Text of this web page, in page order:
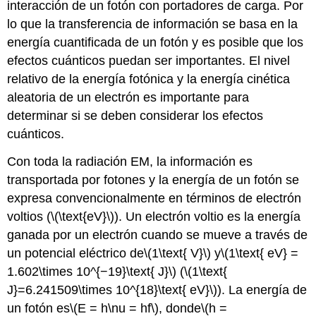
interacción de un fotón con portadores de carga. Por
lo que la transferencia de información se basa en la
energía cuantificada de un fotón y es posible que los
efectos cuánticos puedan ser importantes. El nivel
relativo de la energía fotónica y la energía cinética
aleatoria de un electrón es importante para
determinar si se deben considerar los efectos
cuánticos.
Con toda la radiación EM, la información es
transportada por fotones y la energía de un fotón se
expresa convencionalmente en términos de electrón
voltios (\(\text{eV}\)). Un electrón voltio es la energía
ganada por un electrón cuando se mueve a través de
un potencial eléctrico de\(1\text{ V}\) y\(1\text{ eV} =
1.602\times 10^{−19}\text{ J}\) (\(1\text{
J}=6.241509\times 10^{18}\text{ eV}\)). La energía de
un fotón es\(E = h\nu = hf\), donde\(h =